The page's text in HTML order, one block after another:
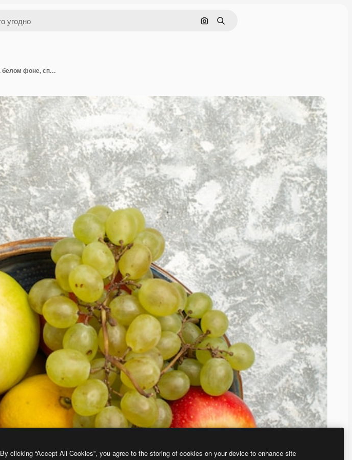
Поиск по изображению
Поиск
Вид сверху фруктовая композиция, виноград и яблоки на белом фоне, спелые спелые свежие фрукты
By clicking “Accept All Cookies”, you agree to the storing of cookies on your device to enhance site